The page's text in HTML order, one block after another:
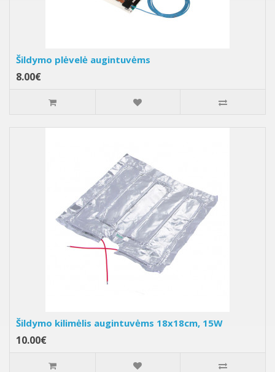
Šildymo plėvelė augintuvėms
8.00€
Šildymo kilimėlis augintuvėms 18x18cm, 15W
10.00€